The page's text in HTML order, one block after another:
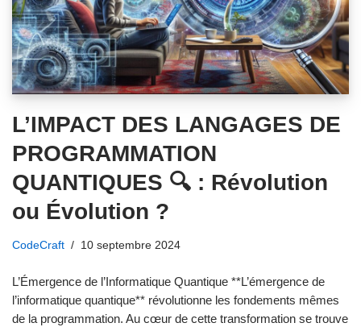
L’IMPACT DES LANGAGES DE
PROGRAMMATION
QUANTIQUES 🔍 : Révolution
ou Évolution ?
CodeCraft 10 septembre 2024
L’Émergence de l’Informatique Quantique **L’émergence de
l’informatique quantique** révolutionne les fondements mêmes
de la programmation. Au cœur de cette transformation se trouve